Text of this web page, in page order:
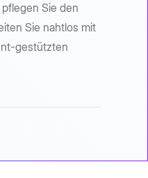
Sie den
Sie nahtlos mit
gestützten